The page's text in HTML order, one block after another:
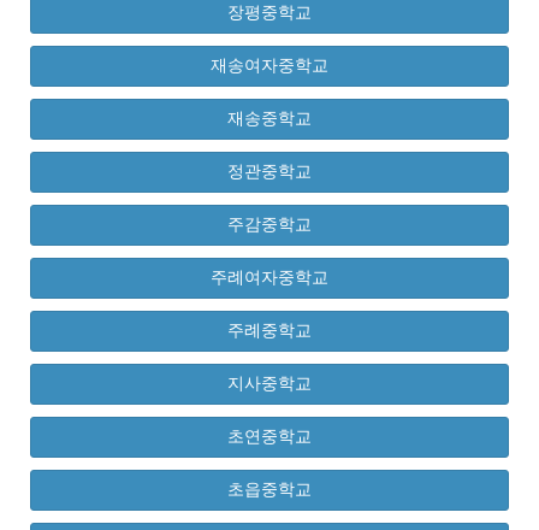
장평중학교
재송여자중학교
재송중학교
정관중학교
주감중학교
주례여자중학교
주례중학교
지사중학교
초연중학교
초읍중학교